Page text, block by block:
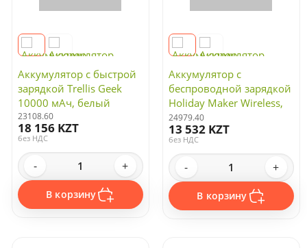
Аккумулятор с быстрой
зарядкой Trellis Geek
10000 мАч, белый
23108.60
18 156 KZT
без НДС
- +
В корзину
Аккумулятор с
беспроводной зарядкой
Holiday Maker Wireless,
10000 мАч, синий
24979.40
13 532 KZT
без НДС
- +
В корзину